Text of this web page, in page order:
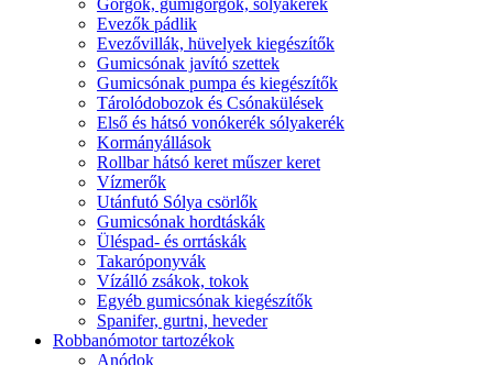
Evezők pádlik
Evezővillák, hüvelyek kiegészítők
Gumicsónak javító szettek
Gumicsónak pumpa és kiegészítők
Tárolódobozok és Csónakülések
Első és hátsó vonókerék sólyakerék
Kormányállások
Rollbar hátsó keret műszer keret
Vízmerők
Utánfutó Sólya csörlők
Gumicsónak hordtáskák
Üléspad- és orrtáskák
Takaróponyvák
Vízálló zsákok, tokok
Egyéb gumicsónak kiegészítők
Spanifer, gurtni, heveder
Robbanómotor tartozékok
Anódok